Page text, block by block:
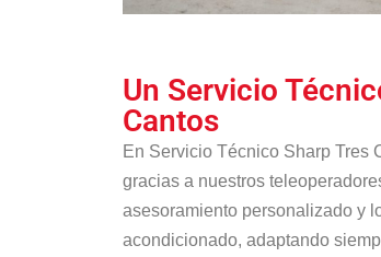
Un Servicio
Cantos
En Servicio Técnico Sharp Tres
gracias a nuestros
asesoramiento personalizado y
acondicionado, adaptando